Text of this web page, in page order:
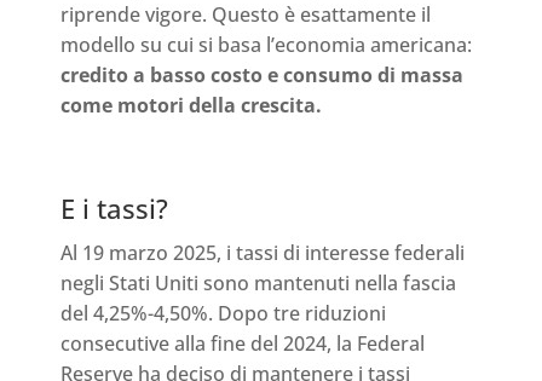
riprende vigore. Questo è esattamente il
modello su cui si basa l’economia americana:
credito a basso costo e consumo di massa
come motori della crescita.
E i tassi?
Al 19 marzo 2025, i tassi di interesse federali
negli Stati Uniti sono mantenuti nella fascia
del 4,25%-4,50%. Dopo tre riduzioni
consecutive alla fine del 2024, la Federal
Reserve ha deciso di mantenere i tassi